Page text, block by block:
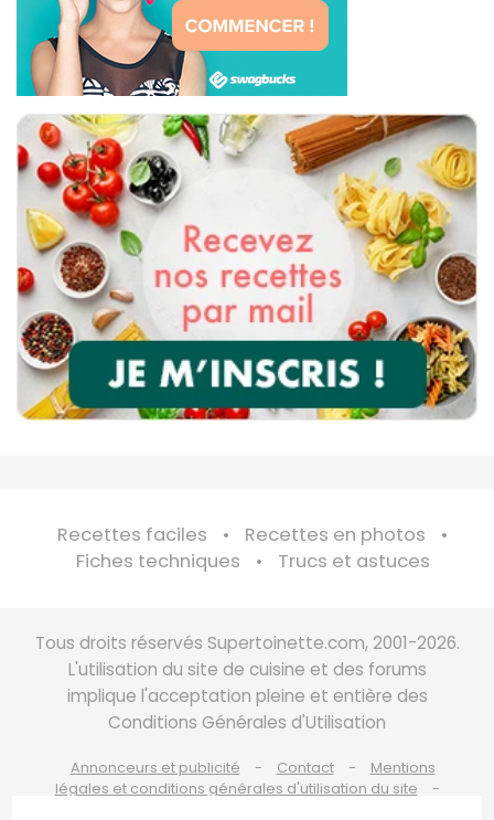
Recettes faciles
Recettes en photos
Fiches techniques
Trucs et astuces
Tous droits réservés Supertoinette.com, 2001-2026.
L'utilisation du site de cuisine et des forums
implique l'acceptation pleine et entière des
Conditions Générales d'Utilisation
Annonceurs et publicité Contact
Mentions
légales et conditions générales d'utilisation du site